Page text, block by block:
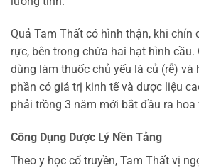
Quả Tam Thất có hình thận, khi chín
rực, bên trong chứa hai hạt hình
dùng làm thuốc chủ yếu là củ (rễ) và
phần có giá trị kinh tế và dược liệu
phải trồng 3 năm mới bắt đầu ra hoa
Công Dụng Dược Lý Nền Tảng
Theo y học cổ truyền, Tam Thất vị